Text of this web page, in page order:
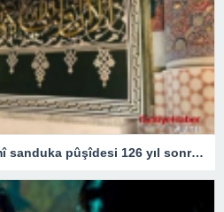
Mevlâna Celâleddîn-İ Rûmî sanduka pûşîdesi 126 yıl sonra yeniden üretildi – Kültür Sanat & Sinema